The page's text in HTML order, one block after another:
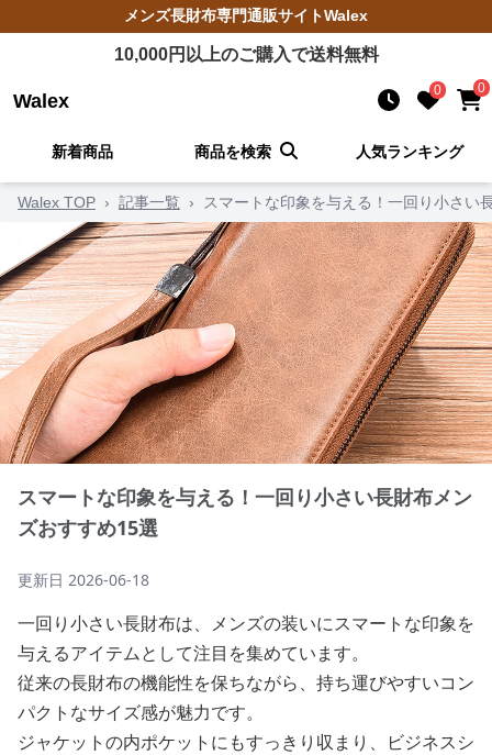
メンズ長財布専門通販サイトWalex
10,000円以上のご購入で送料無料
Walex 0 0
新着商品 商品を検索 人気ランキング
Walex TOP › 記事一覧 › スマートな印象を与える！一回り小さい
スマートな印象を与える！一回り小さい長財布メン
ズおすすめ15選
更新日 2026-06-18
一回り小さい長財布は、メンズの装いにスマートな印象を
与えるアイテムとして注目を集めています。
従来の長財布の機能性を保ちながら、持ち運びやすいコン
パクトなサイズ感が魅力です。
ジャケットの内ポケットにもすっきり収まり、ビジネスシ